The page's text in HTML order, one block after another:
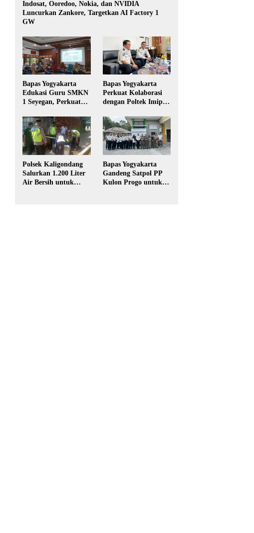
Indosat, Ooredoo, Nokia, dan NVIDIA
Luncurkan Zankore, Targetkan AI Factory 1
GW
Bapas Yogyakarta
Edukasi Guru SMKN
1 Seyegan, Perkuat
Hukum di Sekolah
Bapas Yogyakarta
Perkuat Kolaborasi
dengan Poltek Imipas,
Magang Taruna
Polsek Kaligondang
Salurkan 1.200 Liter
Air Bersih untuk
Bapas Yogyakarta
Gandeng Satpol PP
Kulon Progo untuk